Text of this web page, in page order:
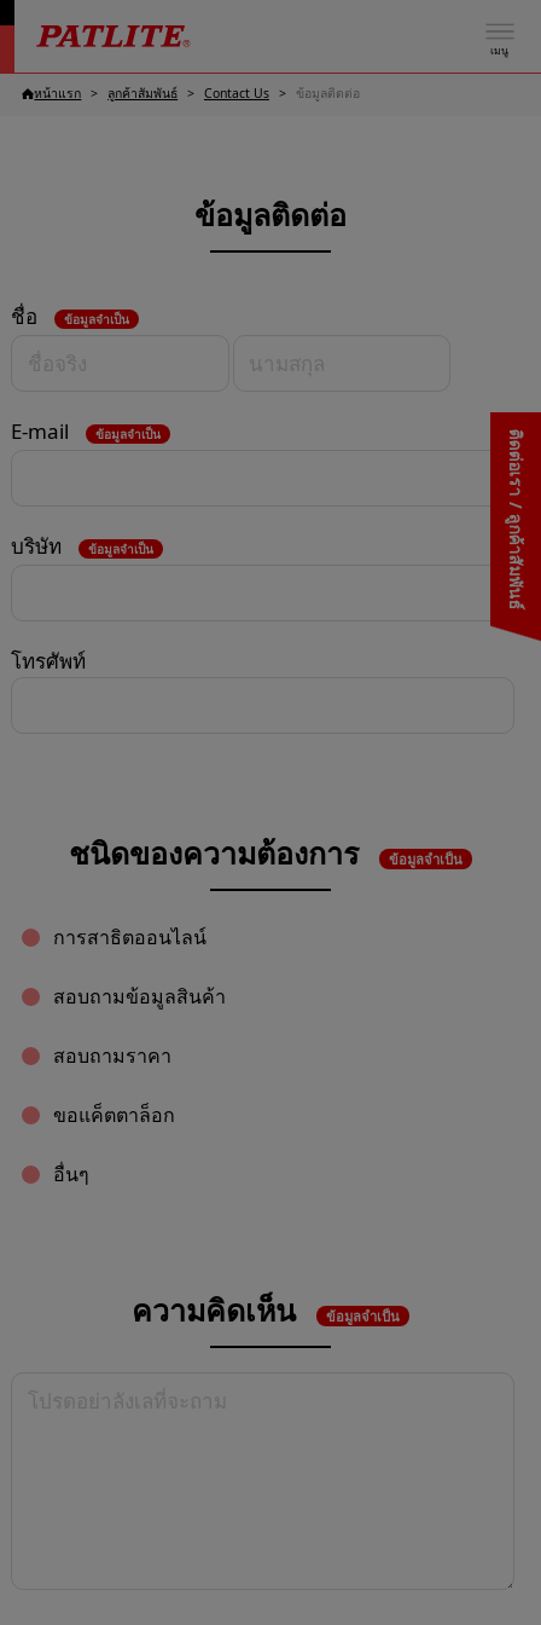
เมนู
ติดต่อเรา / ลูกค้าสัมพันธ์
หน้าแรก ลูกค้าสัมพันธ์ Contact Us ข้อมูลติดต่อ
ข้อมูลติดต่อ
ชื่อ ข้อมูลจำเป็น
E-mail ข้อมูลจำเป็น
บริษัท ข้อมูลจำเป็น
โทรศัพท์
ชนิดของความต้องการ ข้อมูลจำเป็น
การสาธิตออนไลน์
สอบถามข้อมูลสินค้า
สอบถามราคา
ขอแค็ตตาล็อก
อื่นๆ
ความคิดเห็น ข้อมูลจำเป็น